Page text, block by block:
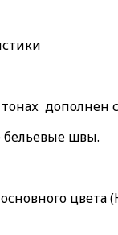
дополнен
бельевые швы.
цвета